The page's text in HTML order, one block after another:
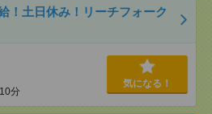
！土日休み！リーチフォーク
10分
気になる！